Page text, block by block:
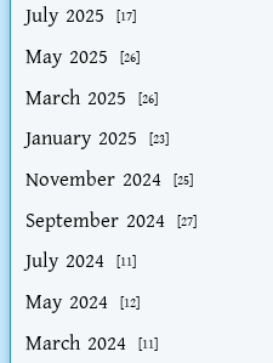
July 2025 [17]
May 2025 [26]
March 2025 [26]
January 2025 [23]
November 2024 [25]
September 2024 [27]
July 2024 [11]
May 2024 [12]
March 2024 [11]